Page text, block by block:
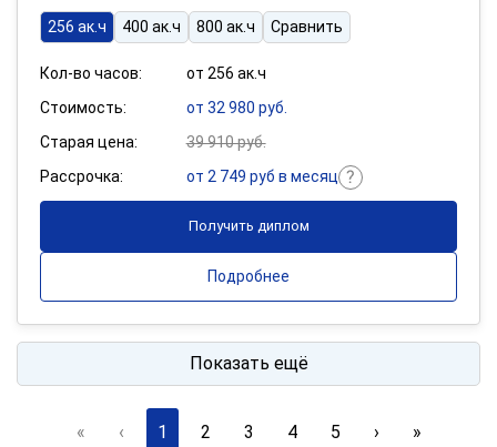
256 ак.ч 400 ак.ч 800 ак.ч Сравнить
Кол-во часов:
от 256 ак.ч
Стоимость:
от 32 980 руб.
Старая цена:
39 910 руб.
Рассрочка:
от 2 749 руб в месяц
Получить диплом
Подробнее
Показать ещё
« ‹ 1 2 3 4 5 › »